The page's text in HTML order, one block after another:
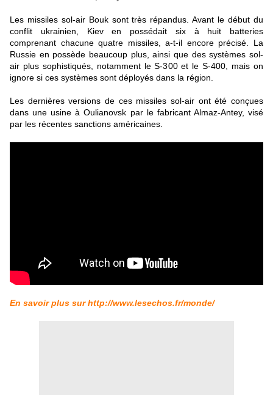
Les missiles sol-air Bouk sont très répandus. Avant le début du
conflit ukrainien, Kiev en possédait six à huit batteries
comprenant chacune quatre missiles, a-t-il encore précisé. La
Russie en possède beaucoup plus, ainsi que des systèmes sol-
air plus sophistiqués, notamment le S-300 et le S-400, mais on
ignore si ces systèmes sont déployés dans la région.
Les dernières versions de ces missiles sol-air ont été conçues
dans une usine à Oulianovsk par le fabricant Almaz-Antey, visé
par les récentes sanctions américaines.
En savoir plus sur http://www.lesechos.fr/monde/